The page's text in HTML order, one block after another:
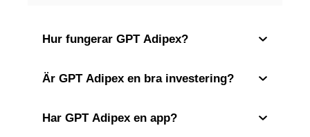
Hur fungerar GPT Adipex?
Är GPT Adipex en bra investering?
Har GPT Adipex en app?